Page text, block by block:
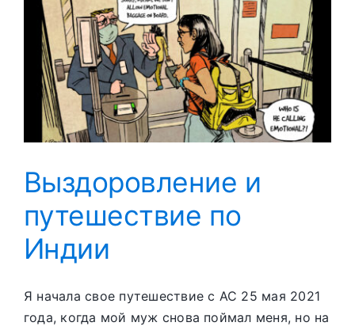
Выздоровление и
путешествие по
Индии
Я начала свое путешествие с АС 25 мая 2021
года, когда мой муж снова поймал меня, но на